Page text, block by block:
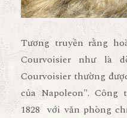
Tương truyền rằng
Courvoisier như là
Courvoisier thường
của Napoleon".
1828 với văn phòng